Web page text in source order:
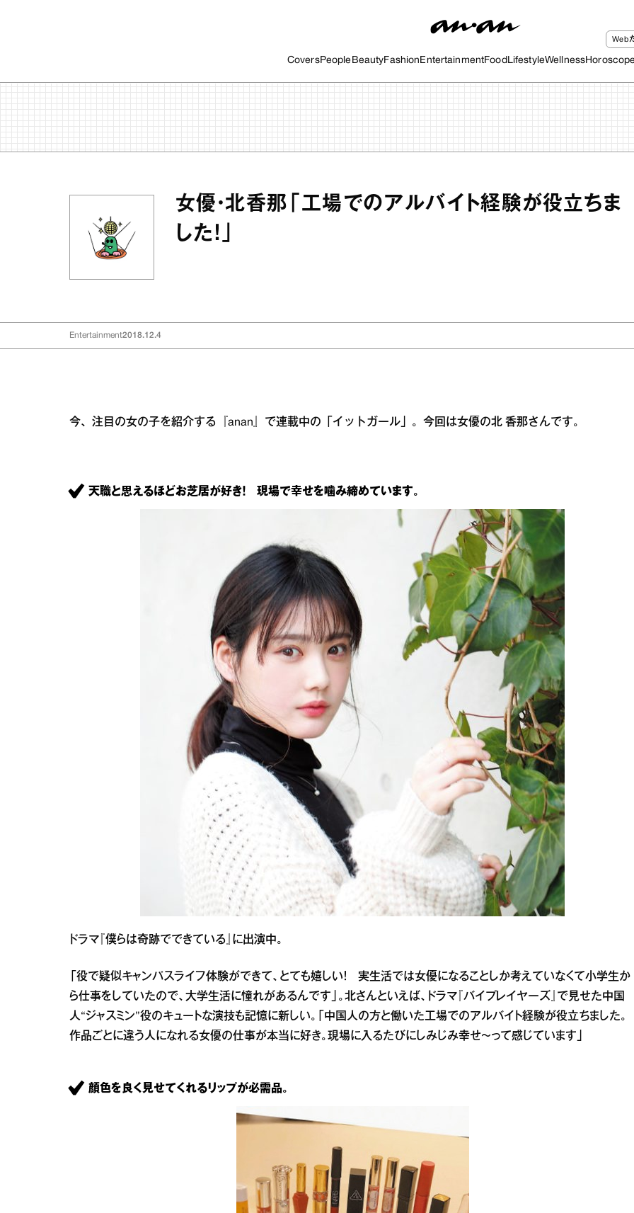
CoversPeople BeautyFashion EntertainmentFood LifestyleWellness
Web
女優・北香那「工場でのアルバイト経験が役立ちま
した！」
Entertainment2018.12.4
今、注目の女の子を紹介する『anan』で連載中の「イットガール」。今回は女優の北 香那さんです。
天職と思えるほどお芝居が好き！ 現場で幸せを噛み締めています。
ドラマ『僕らは奇跡でできている』に出演中。
「役で疑似キャンパスライフ体験ができて、とても嬉しい！ 実生活では女優になることしか考えていなくて小学生か
ら仕事をしていたので、大学生活に憧れがあるんです」。北さんといえば、ドラマ『バイプレイヤーズ』で見せた中国
人“ジャスミン”役のキュートな演技も記憶に新しい。「中国人の方と働いた工場でのアルバイト経験が役立ちました。
作品ごとに違う人になれる女優の仕事が本当に好き。現場に入るたびにしみじみ幸せ～って感じています」
顔色を良く見せてくれるリップが必需品。